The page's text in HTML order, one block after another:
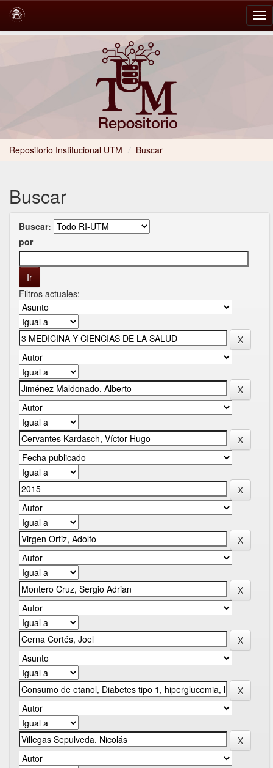
Repositorio Institucional UTM / Buscar
Buscar
Buscar:
por
Filtros actuales: